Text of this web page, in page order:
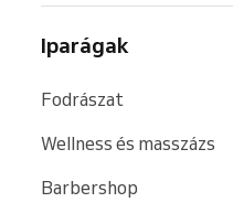
Iparágak
Fodrászat
Wellness és masszázs
Barbershop